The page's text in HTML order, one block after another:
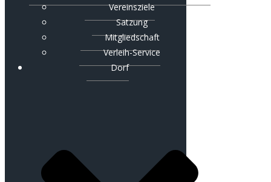
Vereinsziele
Satzung
Mitgliedschaft
Verleih-Service
Dorf